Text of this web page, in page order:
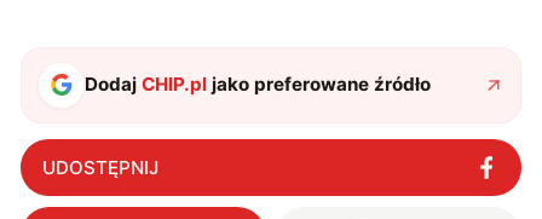
DodajCHIP.pl jako preferowane źródło
UDOSTĘPNIJ